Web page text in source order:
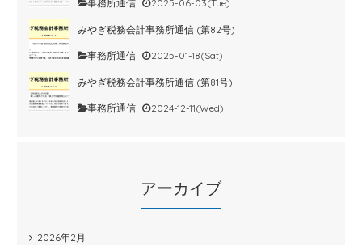
事務所通信 2025-06-03(Tue)
みやぎ税務会計事務所通信 (第82号)
事務所通信 2025-01-18(Sat)
みやぎ税務会計事務所通信 (第81号)
事務所通信 2024-12-11(Wed)
アーカイブ
2026年2月